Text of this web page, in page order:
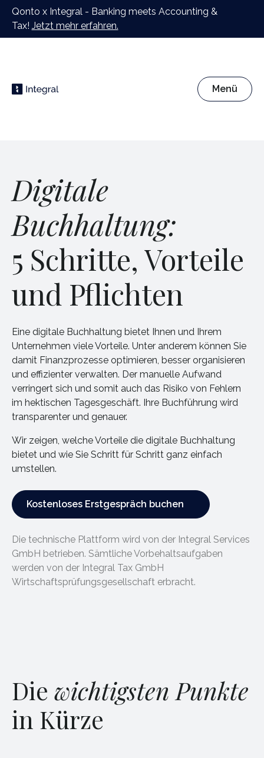
Qonto x Integral - Banking meets Accounting &
Tax! Jetzt mehr erfahren.
Menü
Digitale
Buchhaltung:
5 Schritte, Vorteile
und Pflichten
Eine digitale Buchhaltung bietet Ihnen und Ihrem
Unternehmen viele Vorteile. Unter anderem können Sie
damit Finanzprozesse optimieren, besser organisieren
und effizienter verwalten. Der manuelle Aufwand
verringert sich und somit auch das Risiko von Fehlern
im hektischen Tagesgeschäft. Ihre Buchführung wird
transparenter und genauer.
Wir zeigen, welche Vorteile die digitale Buchhaltung
bietet und wie Sie Schritt für Schritt ganz einfach
umstellen.
Kostenloses Erstgespräch buchen
Kostenloses Erstgespräch buchen
Die technische Plattform wird von der Integral Services
GmbH betrieben. Sämtliche Vorbehaltsaufgaben
werden von der Integral Tax GmbH
Wirtschaftsprüfungsgesellschaft erbracht.
Die wichtigsten Punkte
in Kürze